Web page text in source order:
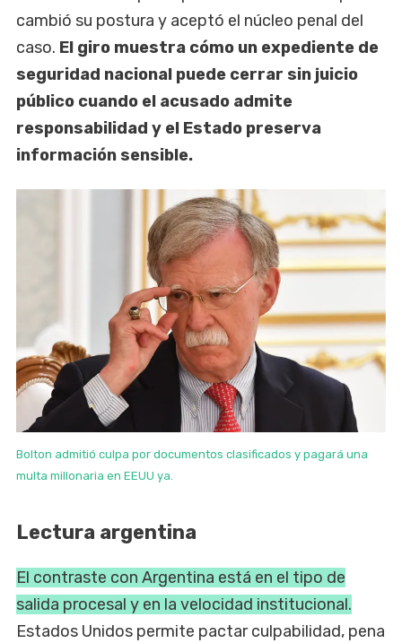
cambió su postura y aceptó el núcleo penal del
caso. El giro muestra cómo un expediente de
seguridad nacional puede cerrar sin juicio
público cuando el acusado admite
responsabilidad y el Estado preserva
información sensible.
Bolton admitió culpa por documentos clasificados y pagará una
multa millonaria en EEUU ya.
Lectura argentina
El contraste con Argentina está en el tipo de
salida procesal y en la velocidad institucional.
Estados Unidos permite pactar culpabilidad, pena